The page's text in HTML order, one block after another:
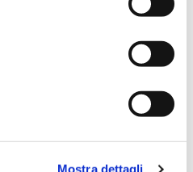
Mostra dettagli
per migliorare
la soddisfazione dei